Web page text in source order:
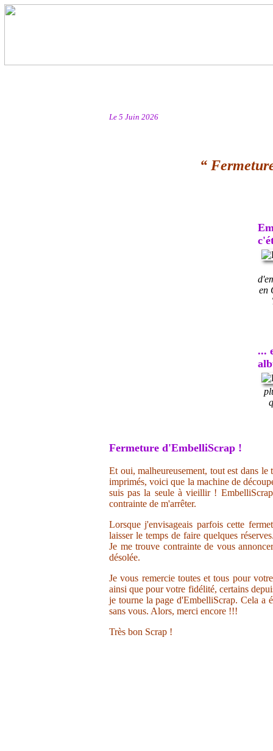
Le 5 Juin 2026
“
en
...
Fermeture d'EmbelliScrap !
Et oui, malheureusement, tout est dans
imprimés, voici que la machine de
suis pas la seule à vieillir !
contrainte de m'arrêter.
Lorsque j'envisageais parfois cette
laisser le temps de faire quelques
Je me trouve contrainte de vous
désolée.
Je vous remercie toutes et tous pour
ainsi que pour votre fidélité, certains
je tourne la page d'EmbelliScrap. Cela a
sans vous. Alors, merci encore !!!
Très bon Scrap !